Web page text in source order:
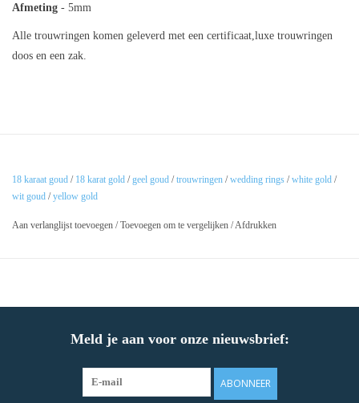
Afmeting - 5mm
Alle trouwringen komen geleverd met een certificaat,luxe trouwringen
doos en een zak.
18 karaat goud / 18 karat gold /geel goud /trouwringen /wedding rings /white gold /
wit goud /yellow gold
Aan verlanglijst toevoegen /Toevoegen om te vergelijken /Afdrukken
Meld je aan voor onze nieuwsbrief:
ABONNEER